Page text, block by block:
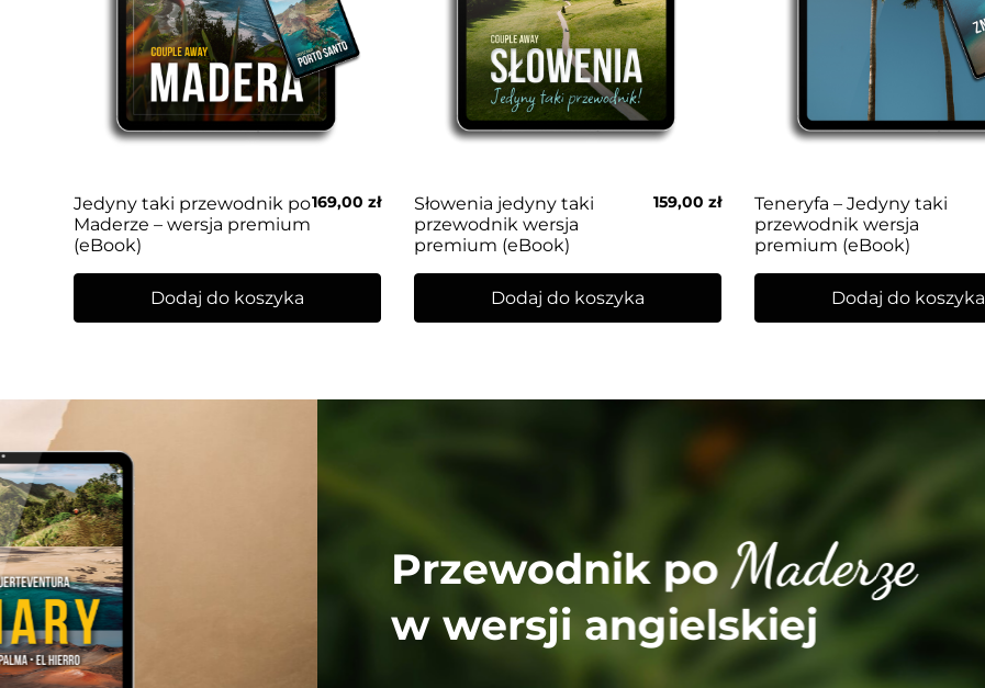
Jedyny taki przewodnik po
Maderze – wersja premium
(eBook)
169,00zł
Dodaj do koszyka
Słowenia jedyny taki
przewodnik wersja
premium (eBook)
159,00zł
Dodaj do koszyka
Teneryfa – Jedyny taki
przewodnik wersja
premium (eBook)
Dodaj do koszyka
Przewodnik poMaderze
w wersji angielskiej